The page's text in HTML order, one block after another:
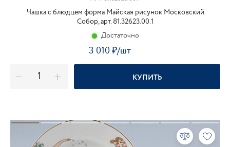
Чашка с блюдцем форма Майская рисунок Московский
Собор, арт. 81.32623.00.1
Достаточно
3 010₽/шт
КУПИТЬ